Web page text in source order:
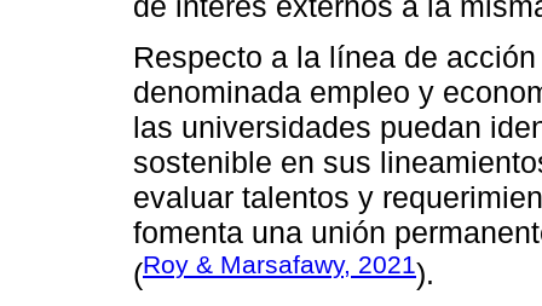
Respecto a la línea de
denominada empleo y
las universidades puedan
sostenible en sus
evaluar talentos y
fomenta una unión
(Roy & Marsafawy, 2021).